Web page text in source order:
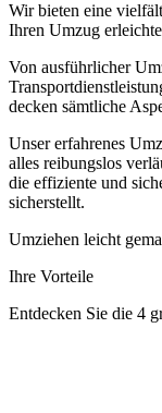
Wir bieten eine
Ihren Umzug
Von ausführlicher
decken sämtliche
Unser erfahrenes
alles reibungslos
die effiziente und
sicherstellt.
Umziehen leicht
Ihre Vorteile
Entdecken Sie die 4